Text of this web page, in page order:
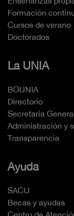
Formación
Cursos de verano
Doctorados
La UNIA
BOUNIA
Directorio
Secretaría
Administración y
Transparencia
Ayuda
SACU
Becas y ayudas